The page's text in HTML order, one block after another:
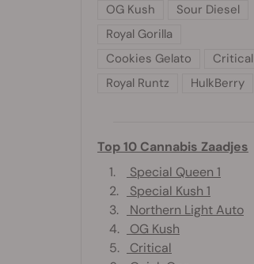
OG Kush
Sour Diesel
Royal Gorilla
Cookies Gelato
Critical
Royal Runtz
HulkBerry
Top 10 Cannabis Zaadjes
1.
Special Queen 1
2.
Special Kush 1
3.
Northern Light Auto
4.
OG Kush
5.
Critical